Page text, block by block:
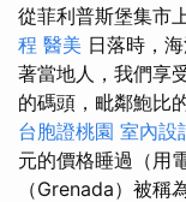
從菲利普斯堡集市
程 醫美 日落時，
著當地人，我們享
的碼頭，毗鄰鮑比
台胞證桃園 室內設
元的價格睡過（用
（Grenada）被稱